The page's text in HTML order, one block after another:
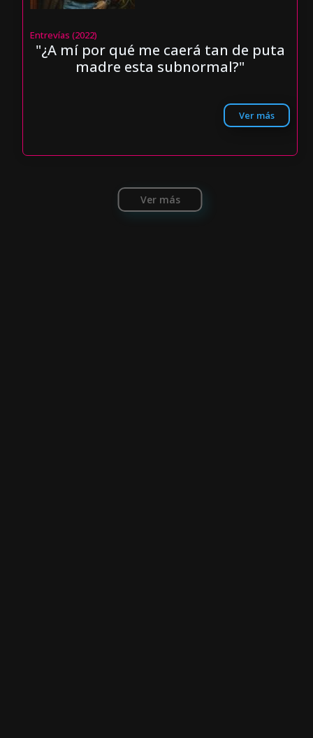
Entrevías (2022)
"¿A mí por qué me caerá tan de puta
madre esta subnormal?"
Ver más
Ver más